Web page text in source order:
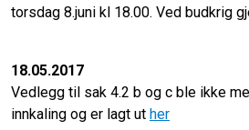
torsdag 8.juni kl 18.00. Ved budkrig
18.05.2017
Vedlegg til sak 4.2 b og c ble ikke
innkaling og er lagt ut her